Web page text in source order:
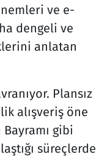
ve e-
dengeli ve
anlatan
Plansız
alışveriş öne
gibi
süreçlerde